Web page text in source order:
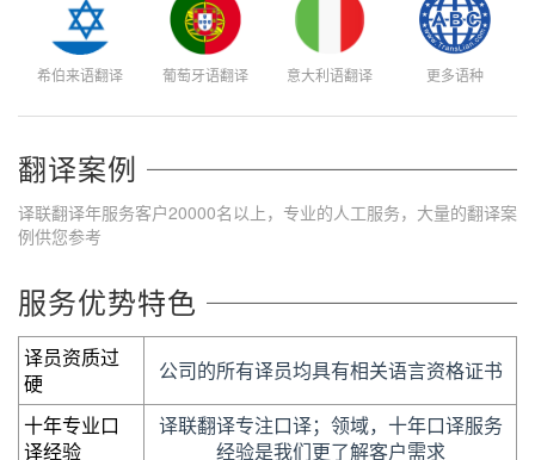
希伯来语翻译 葡萄牙语翻译 意大利语翻译 更多语种
翻译案例
译联翻译年服务客户20000名以上，专业的人工服务，大量的翻译案
例供您参考
服务优势特色
译员资质过
硬
公司的所有译员均具有相关语言资格证书
十年专业口
译经验
译联翻译专注口译；领域，十年口译服务
经验是我们更了解客户需求